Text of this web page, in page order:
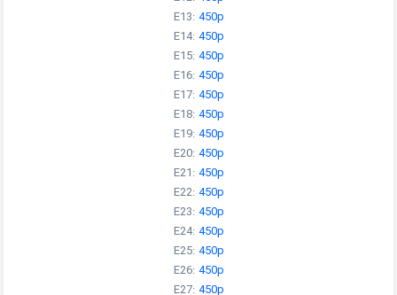
E13:450p
E14:450p
E15:450p
E16:450p
E17:450p
E18:450p
E19:450p
E20:450p
E21:450p
E22:450p
E23:450p
E24:450p
E25:450p
E26:450p
E27:450p